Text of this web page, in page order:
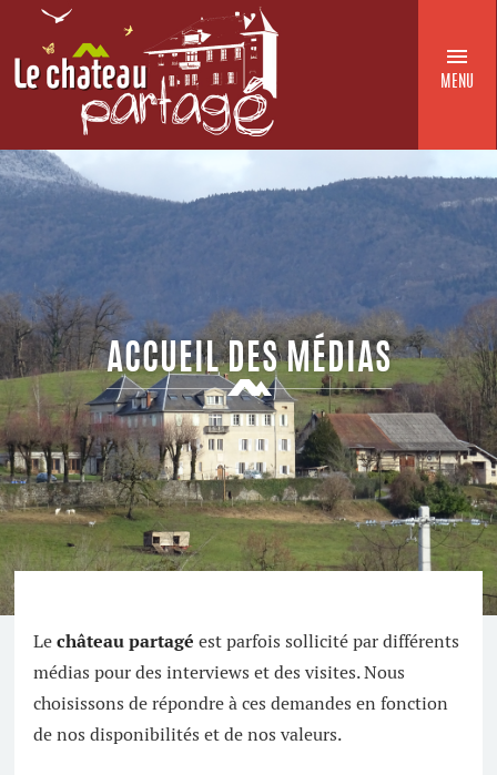
MENU
ACCUEIL DES MÉDIAS
Lechâteau partagé est parfois sollicité par différents
médias pour des interviews et des visites. Nous
choisissons de répondre à ces demandes en fonction
de nos disponibilités et de nos valeurs.